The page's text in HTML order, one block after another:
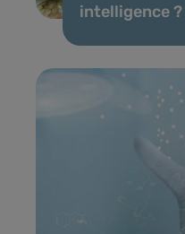
intelligence ?